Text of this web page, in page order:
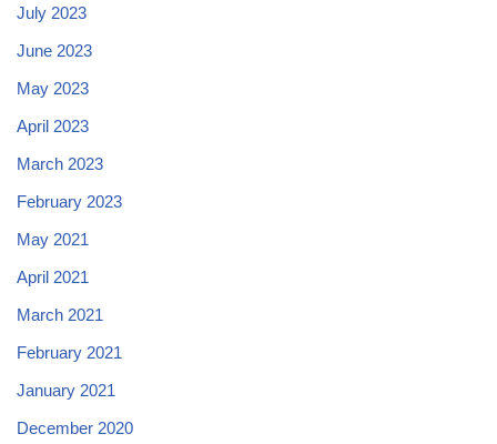
July 2023
June 2023
May 2023
April 2023
March 2023
February 2023
May 2021
April 2021
March 2021
February 2021
January 2021
December 2020